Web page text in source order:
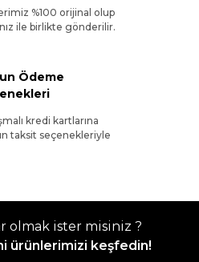
%100 orijinal olup
ile birlikte gönderilir.
Ödeme
kredi kartlarına
taksit seçenekleriyle
olmak ister misiniz ?
ürünlerimizi keşfedin!